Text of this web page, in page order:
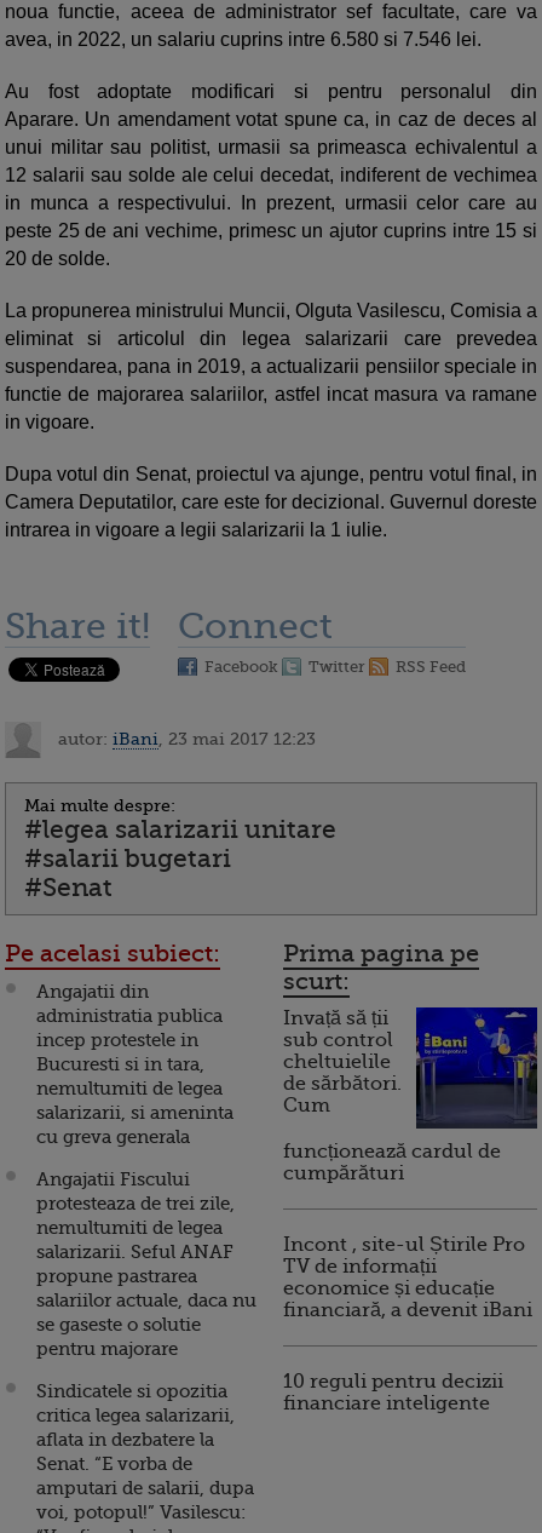
noua functie, aceea de administrator sef facultate, care va
avea, in 2022, un salariu cuprins intre 6.580 si 7.546 lei.
Au fost adoptate modificari si pentru personalul din
Aparare. Un amendament votat spune ca, in caz de deces al
unui militar sau politist, urmasii sa primeasca echivalentul a
12 salarii sau solde ale celui decedat, indiferent de vechimea
in munca a respectivului. In prezent, urmasii celor care au
peste 25 de ani vechime, primesc un ajutor cuprins intre 15 si
20 de solde.
La propunerea ministrului Muncii, Olguta Vasilescu, Comisia a
eliminat si articolul din legea salarizarii care prevedea
suspendarea, pana in 2019, a actualizarii pensiilor speciale in
functie de majorarea salariilor, astfel incat masura va ramane
in vigoare.
Dupa votul din Senat, proiectul va ajunge, pentru votul final, in
Camera Deputatilor, care este for decizional. Guvernul doreste
intrarea in vigoare a legii salarizarii la 1 iulie.
Share it! Connect
Facebook Twitter RSS Feed
autor: iBani , 23 mai 2017 12:23
Mai multe despre:
#legea salarizarii unitare
#salarii bugetari
#Senat
Pe acelasi subiect:
Angajatii din
administratia publica
incep protestele in
Bucuresti si in tara,
nemultumiti de legea
salarizarii, si ameninta
cu greva generala
Angajatii Fiscului
protesteaza de trei zile,
nemultumiti de legea
salarizarii. Seful ANAF
propune pastrarea
salariilor actuale, daca nu
se gaseste o solutie
pentru majorare
Sindicatele si opozitia
critica legea salarizarii,
aflata in dezbatere la
Senat. “E vorba de
amputari de salarii, dupa
voi, potopul!” Vasilescu:
Prima pagina pe
scurt:
Invață să ții
sub control
cheltuielile
de sărbători.
Cum
funcționează cardul de
cumpărături
Incont , site-ul Știrile Pro
TV de informații
economice și educație
financiară, a devenit iBani
10 reguli pentru decizii
financiare inteligente